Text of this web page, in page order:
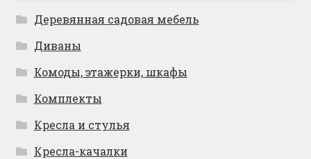
Деревянная садовая мебель
Диваны
Комоды, этажерки, шкафы
Комплекты
Кресла и стулья
Кресла-качалки